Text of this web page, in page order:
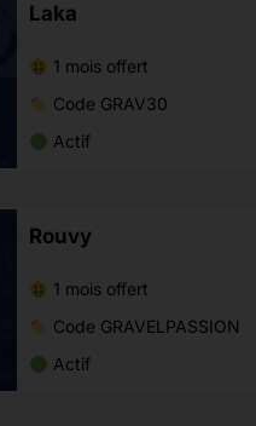
Laka
1 mois offert
Code GRAV30
Actif
Rouvy
1 mois offert
Code GRAVELPASSION
Actif